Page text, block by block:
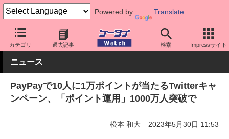
Powered by Translate
カテゴリ 過去記事 検索 Impressサイト
ケータイ Watch アプリ・サービス 決済/金融
ニュース
PayPayで10人に1万ポイントが当たるTwitterキャ
ンペーン、「ポイント運用」1000万人突破で
松本 和大 2023年5月30日 11:53